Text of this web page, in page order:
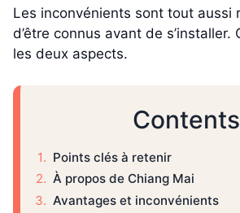
Les inconvénients sont tout aussi
d’être connus avant de s’installer.
les deux aspects.
Contents
Points clés à retenir
À propos de Chiang Mai
Avantages et inconvénients